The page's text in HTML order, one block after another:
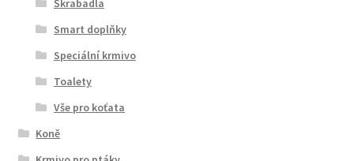
Škrabadla
Smart doplňky
Speciální krmivo
Toalety
Vše pro koťata
Koně